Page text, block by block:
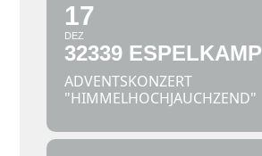
17
DEZ
32339 ESPELKAMP
ADVENTSKONZERT
"HIMMELHOCHJAUCHZEND"